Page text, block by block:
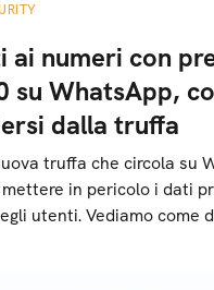
ai numeri con
su WhatsApp,
dalla truffa
truffa che circola su
in pericolo i dati
utenti. Vediamo come